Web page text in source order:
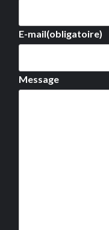
E-mail(obligatoire)
Message